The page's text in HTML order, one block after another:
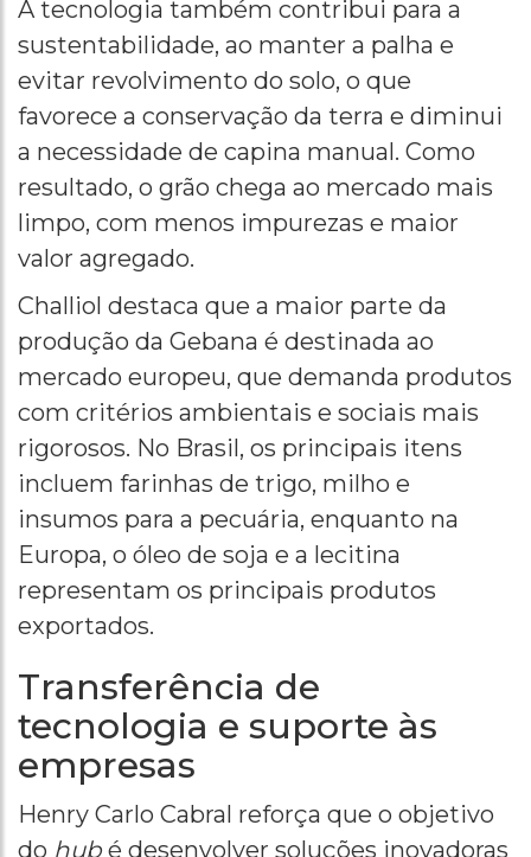
A tecnologia também contribui para a
sustentabilidade, ao manter a palha e
evitar revolvimento do solo, o que
favorece a conservação da terra e diminui
a necessidade de capina manual. Como
resultado, o grão chega ao mercado mais
limpo, com menos impurezas e maior
valor agregado.
Challiol destaca que a maior parte da
produção da Gebana é destinada ao
mercado europeu, que demanda produtos
com critérios ambientais e sociais mais
rigorosos. No Brasil, os principais itens
incluem farinhas de trigo, milho e
insumos para a pecuária, enquanto na
Europa, o óleo de soja e a lecitina
representam os principais produtos
exportados.
Transferência de
tecnologia e suporte às
empresas
Henry Carlo Cabral reforça que o objetivo
do hubé desenvolver soluções inovadoras